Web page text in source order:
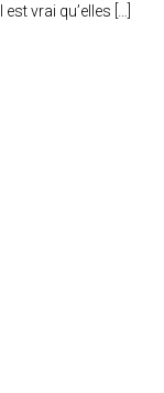
vrai qu’elles […]